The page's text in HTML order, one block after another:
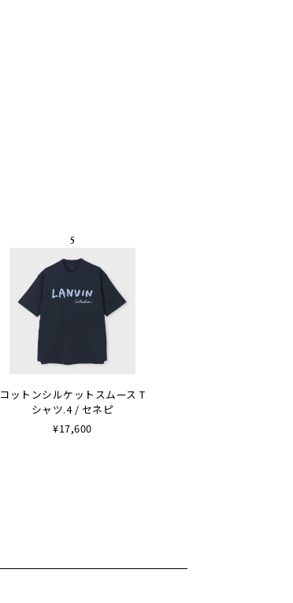
コットンシルケットスムース T
シャツ.4 / セネピ
¥17,600